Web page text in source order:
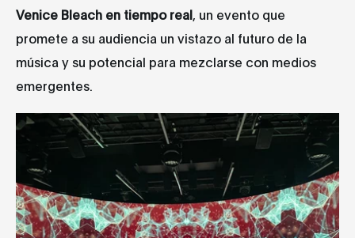
Venice Bleach en tiempo real , un evento que
promete a su audiencia un vistazo al futuro de la
música y su potencial para mezclarse con medios
emergentes.